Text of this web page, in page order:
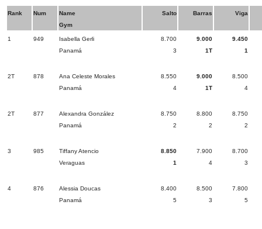
Rank Num
Name
Gym
Salto Barras Viga
1 949
Isabella Gerli
Panamá
8.700
3
9.000
1T
9.450
1
2T 878
Ana Celeste Morales
Panamá
8.550
4
9.000
1T
8.500
4
2T 877
Alexandra González
Panamá
8.750
2
8.800
2
8.750
2
3 985
Tiffany Atencio
Veraguas
8.850
1
7.900
4
8.700
3
4 876
Alessia Doucas
Panamá
8.400
5
8.500
3
7.800
5